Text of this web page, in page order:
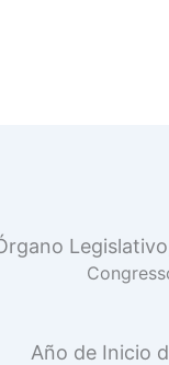
Año de Inicio